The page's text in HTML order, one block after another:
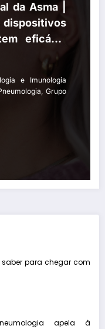
da Asma |
dispositivos
eficácia
e Imunologia
Grupo
para chegar com
apela à